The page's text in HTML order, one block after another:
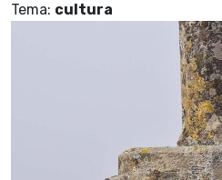
Tema: cultura